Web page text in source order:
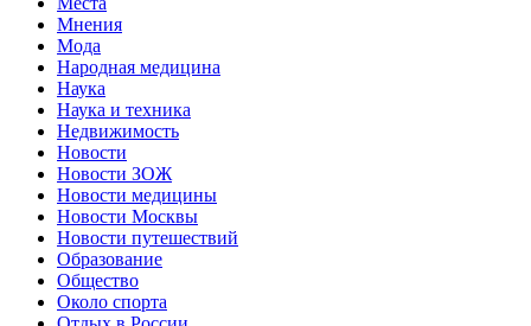
Мнения
Мода
Народная медицина
Наука
Наука и техника
Недвижимость
Новости
Новости ЗОЖ
Новости медицины
Новости Москвы
Новости путешествий
Образование
Общество
Около спорта